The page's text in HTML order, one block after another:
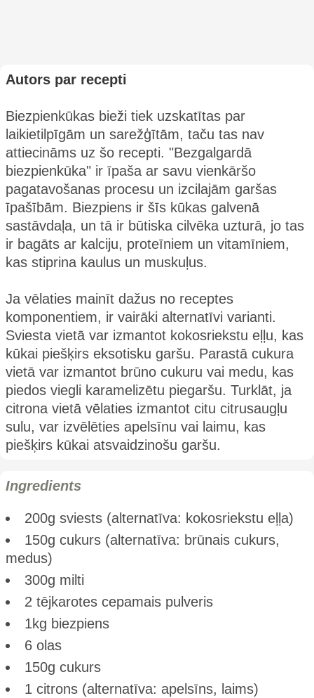
Autors par recepti
Biezpienkūkas bieži tiek uzskatītas par
laikietilpīgām un sarežģītām, taču tas nav
attiecināms uz šo recepti. "Bezgalgardā
biezpienkūka" ir īpaša ar savu vienkāršo
pagatavošanas procesu un izcilajām garšas
īpašībām. Biezpiens ir šīs kūkas galvenā
sastāvdaļa, un tā ir būtiska cilvēka uzturā, jo tas
ir bagāts ar kalciju, proteīniem un vitamīniem,
kas stiprina kaulus un muskuļus.
Ja vēlaties mainīt dažus no receptes
komponentiem, ir vairāki alternatīvi varianti.
Sviesta vietā var izmantot kokosriekstu eļļu, kas
kūkai piešķirs eksotisku garšu. Parastā cukura
vietā var izmantot brūno cukuru vai medu, kas
piedos viegli karamelizētu piegaršu. Turklāt, ja
citrona vietā vēlaties izmantot citu citrusaugļu
sulu, var izvēlēties apelsīnu vai laimu, kas
piešķirs kūkai atsvaidzinošu garšu.
Ingredients
200g sviests (alternatīva: kokosriekstu eļļa)
150g cukurs (alternatīva: brūnais cukurs,
medus)
300g milti
2 tējkarotes cepamais pulveris
1kg biezpiens
6 olas
150g cukurs
1 citrons (alternatīva: apelsīns, laims)